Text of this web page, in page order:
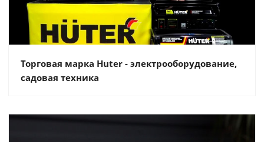
Торговая марка Huter - электрооборудование,
садовая техника